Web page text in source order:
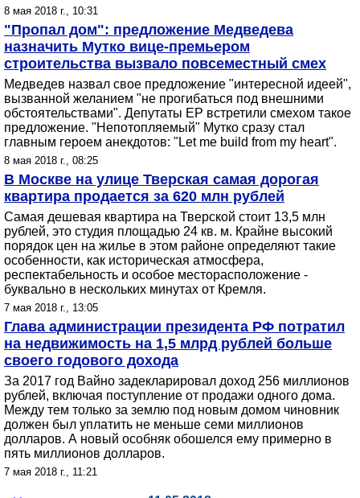
8 мая 2018 г., 10:31
"Пропал дом": предложение Медведева
назначить Мутко вице-премьером
строительства вызвало повсеместный смех
Медведев назвал свое предложение "интересной идеей",
вызванной желанием "не прогибаться под внешними
обстоятельствами". Депутаты ЕР встретили смехом такое
предложение. "Непотопляемый" Мутко сразу стал
главным героем анекдотов: "Let me build from my heart".
8 мая 2018 г., 08:25
В Москве на улице Тверская самая дорогая
квартира продается за 620 млн рублей
Самая дешевая квартира на Тверской стоит 13,5 млн
рублей, это студия площадью 24 кв. м. Крайне высокий
порядок цен на жилье в этом районе определяют такие
особенности, как историческая атмосфера,
респектабельность и особое месторасположение -
буквально в нескольких минутах от Кремля.
7 мая 2018 г., 13:05
Глава администрации президента РФ потратил
на недвижимость на 1,5 млрд рублей больше
своего годового дохода
За 2017 год Вайно задекларировал доход 256 миллионов
рублей, включая поступление от продажи одного дома.
Между тем только за землю под новым домом чиновник
должен был уплатить не меньше семи миллионов
долларов. А новый особняк обошелся ему примерно в
пять миллионов долларов.
7 мая 2018 г., 11:21